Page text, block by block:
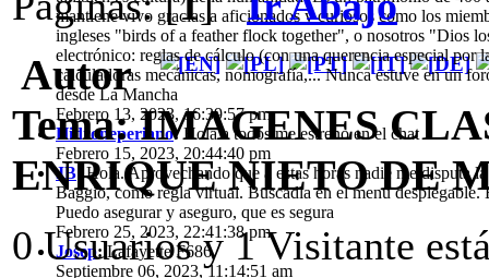
mantiene vivo gracias a aficionados y curiosos como los
ingleses "birds of a feather flock together", o nosotros "Dios
electrónico: reglas de cálculo (con una querencia especial
calculadoras mecánicas, nomografía,... Nunca estuve en un
desde La Mancha
Febrero 13, 2023, 16:39:57 pm
Hidroneperiano:Hola a todos me estreno en el chat
Febrero 15, 2023, 20:44:40 pm
JB Hola. Aprovechando que a estas horas nadie me disputa
Baggio, como regla virtual. Buscadla en el menú desplegable.
Puedo asegurar y aseguro, que es segura
Febrero 25, 2023, 22:41:38 pm
Josep: Lafayette F686
Septiembre 06, 2023, 11:14:51 am
Autor
Tema: IMAGENES
ENRIQUE NIETO DE
0 Usuarios y 1 Visitante